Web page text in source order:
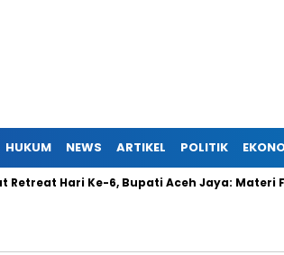
HUKUM NEWS ARTIKEL POLITIK
Hari Ke-6, Bupati Aceh Jaya: Materi